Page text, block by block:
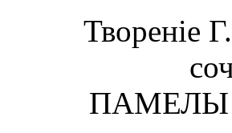
Твореніе
ПАМЕЛЫ